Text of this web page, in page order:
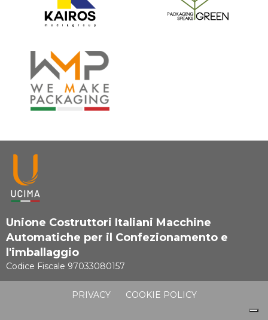
Unione Costruttori Italiani Macchine
Automatiche per il Confezionamento e
l'imballaggio
Codice Fiscale 97033080157
PRIVACY COOKIE POLICY